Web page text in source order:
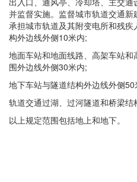
并监督实施。监督城市轨道交通新
承担城市轨道及其附变电所和残
构外边线外侧10米内;
地面车站和地面线路、高架车站
围外边线外侧30米内;
地下车站与隧道结构外边线外侧50
轨道交通过湖、过河隧道和桥梁结
以上规定范围包括地上和地下。